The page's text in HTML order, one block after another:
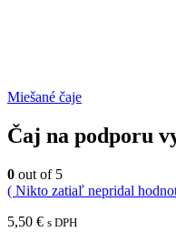
Miešané čaje
Čaj na podporu
0 out of 5
( Nikto zatiaľ nepridal
5,50 € s DPH